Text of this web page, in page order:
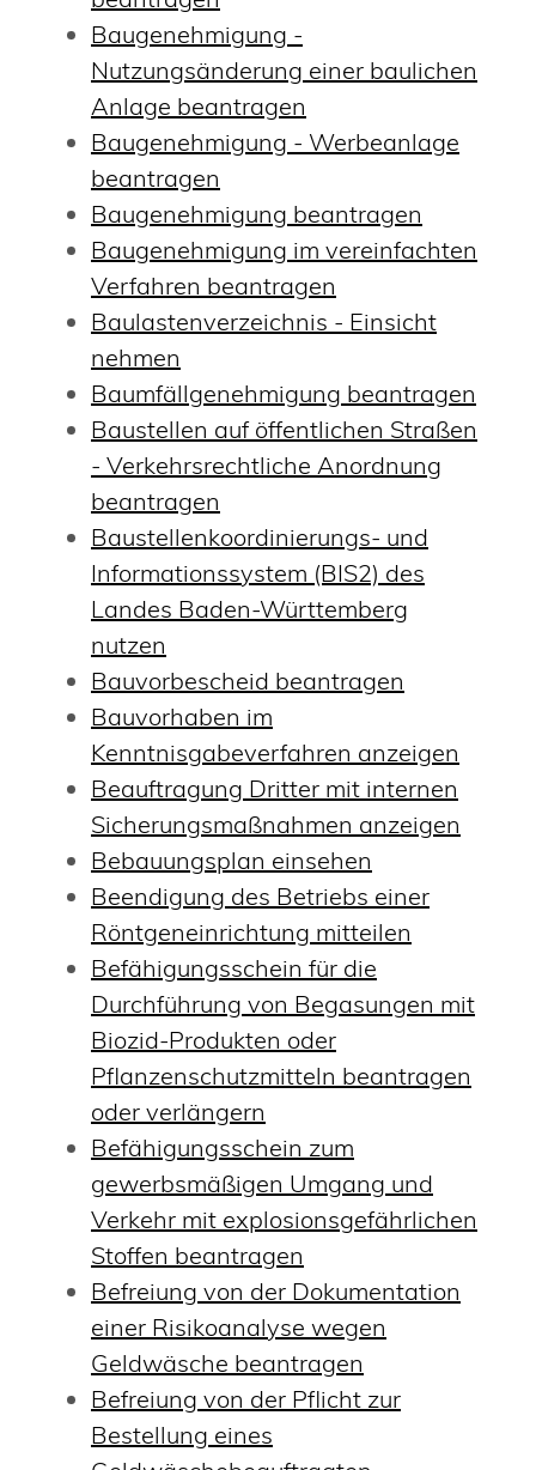
Baugenehmigung -
Nutzungsänderung einer baulichen
Anlage beantragen
Baugenehmigung - Werbeanlage
beantragen
Baugenehmigung beantragen
Baugenehmigung im vereinfachten
Verfahren beantragen
Baulastenverzeichnis - Einsicht
nehmen
Baumfällgenehmigung beantragen
Baustellen auf öffentlichen Straßen
- Verkehrsrechtliche Anordnung
beantragen
Baustellenkoordinierungs- und
Informationssystem (BIS2) des
Landes Baden-Württemberg
nutzen
Bauvorbescheid beantragen
Bauvorhaben im
Kenntnisgabeverfahren anzeigen
Beauftragung Dritter mit internen
Sicherungsmaßnahmen anzeigen
Bebauungsplan einsehen
Beendigung des Betriebs einer
Röntgeneinrichtung mitteilen
Befähigungsschein für die
Durchführung von Begasungen mit
Biozid-Produkten oder
Pflanzenschutzmitteln beantragen
oder verlängern
Befähigungsschein zum
gewerbsmäßigen Umgang und
Verkehr mit explosionsgefährlichen
Stoffen beantragen
Befreiung von der Dokumentation
einer Risikoanalyse wegen
Geldwäsche beantragen
Befreiung von der Pflicht zur
Bestellung eines